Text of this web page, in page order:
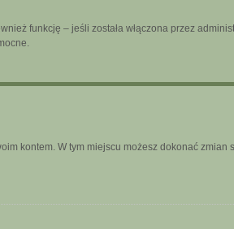
funkcję – jeśli została włączona przez
kontem. W tym miejscu możesz dokonać zmian